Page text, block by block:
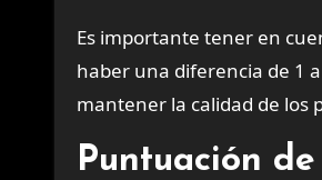
Es importante tener en
haber una diferencia de 1
mantener la calidad de los
Puntuación